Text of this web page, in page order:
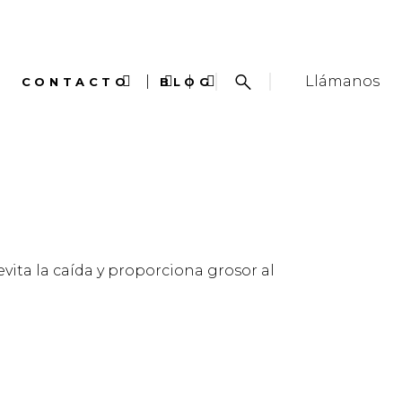
CONTACTO BLOG Llámanos
la caída y proporciona grosor al